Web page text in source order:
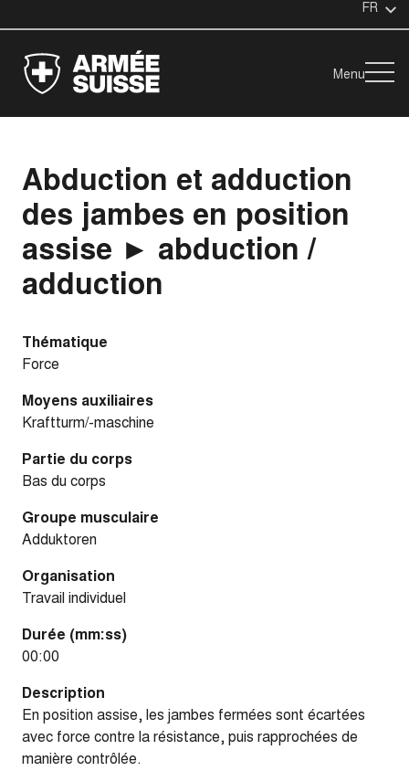
FR
Menu
Abduction et adduction
des jambes en position
assise ► abduction /
adduction
Thématique
Force
Moyens auxiliaires
Kraftturm/-maschine
Partie du corps
Bas du corps
Groupe musculaire
Adduktoren
Organisation
Travail individuel
Durée (mm:ss)
00:00
Description
En position assise, les jambes fermées sont écartées
avec force contre la résistance, puis rapprochées de
manière contrôlée.